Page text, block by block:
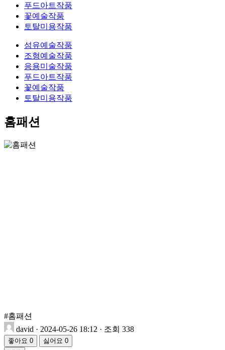
푸드아트작품
꽃예술작품
토탈미용작품
섬유예술작품
조형예술작품
응용미술작품
푸드아트작품
꽃예술작품
토탈미용작품
홈패션
#홈패션
david · 2024-05-26 18:12 · 조회 338
좋아요 0 싫어요 0